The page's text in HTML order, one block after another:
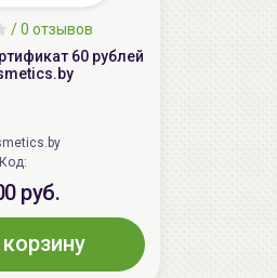
/0 отзывов
60 рублей
Код:
руб.